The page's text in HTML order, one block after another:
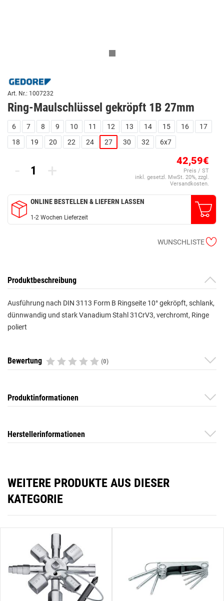
Art. Nr.: 1007232
Ring-Maulschlüssel gekröpft 1B 27mm
6 7 8 9 10 11 12 13 14 15 16
17
18
19 20 22 24 27 30 32 6x7
- + 42,59€
Preis / ST
inkl. gesetzl. MwSt. 20%, zzgl.
Versandkosten.
ONLINE BESTELLEN & LIEFERN LASSEN
1-2 Wochen Lieferzeit
WUNSCHLISTE
Produktbeschreibung
Ausführung nach DIN 3113 Form B Ringseite 10° gekröpft, schlank,
dünnwandig und stark Vanadium Stahl 31CrV3, verchromt, Ringe
poliert
Bewertung (0)
Produktinformationen
Herstellerinformationen
WEITERE PRODUKTE AUS DIESER
KATEGORIE